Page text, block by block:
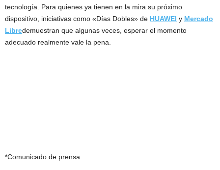
tecnología. Para quienes ya tienen en la mira su próximo
dispositivo, iniciativas como «Días Dobles» de HUAWEI y Mercado
Libredemuestran que algunas veces, esperar el momento
adecuado realmente vale la pena.
*Comunicado de prensa